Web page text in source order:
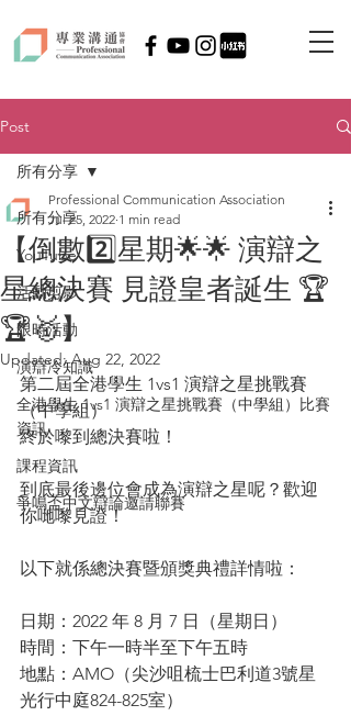
Post
所有分享
YouTube
活動剪影
限時活動
演辯冷知識
全港學生 1vs1 演辯之星挑戰賽（中學組）比賽
資訊
課程資訊
爭鳴盃中文辯論邀請聯賽
所有分享
【倒數2️⃣星期🌟🌟 演辯之
星總決賽 見證皇者誕生 🏆
🏆🥇】
Professional Communication Association
Jul 25, 2022 1 min read
Updated:Aug 22, 2022
第二屆全港學生 1vs1 演辯之星挑戰賽
（中學組）
終於嚟到總決賽啦！
到底最後邊位會成為演辯之星呢？歡迎
你哋嚟見證！
以下就係總決賽暨頒獎典禮詳情啦：
日期：2022 年 8 月 7 日（星期日）
時間：下午一時半至下午五時
地點：AMO（尖沙咀梳士巴利道3號星
光行中庭824-825室）